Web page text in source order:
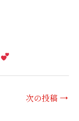
次の投稿 →